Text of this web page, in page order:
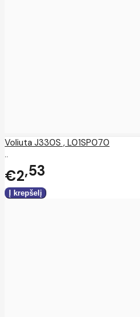
Voliuta J330S , L01SP070
..
€2 53